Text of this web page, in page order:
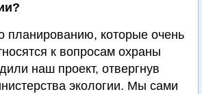
планированию, которые очень
к вопросам охраны
наш проект, отвергнув
экологии. Мы сами